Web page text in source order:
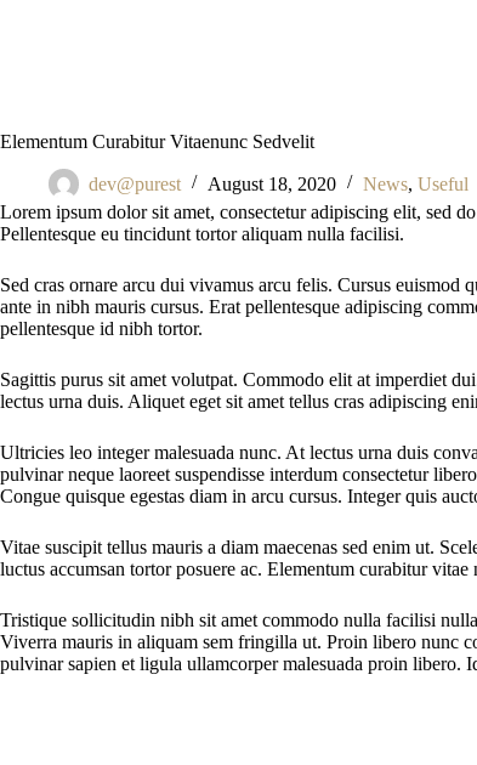
Elementum Curabitur Vitaenunc Sedvelit
dev@purest August 18, 2020 News, Useful
Lorem ipsum dolor sit amet, consectetur adipiscing elit, sed
Pellentesque eu tincidunt tortor aliquam nulla facilisi.
Sed cras ornare arcu dui vivamus arcu felis. Cursus euismod
ante in nibh mauris cursus. Erat pellentesque adipiscing
pellentesque id nibh tortor.
Sagittis purus sit amet volutpat. Commodo elit at imperdiet
lectus urna duis. Aliquet eget sit amet tellus cras adipiscing
Ultricies leo integer malesuada nunc. At lectus urna duis
pulvinar neque laoreet suspendisse interdum consectetur
Congue quisque egestas diam in arcu cursus. Integer quis
Vitae suscipit tellus mauris a diam maecenas sed enim ut.
luctus accumsan tortor posuere ac. Elementum curabitur
Tristique sollicitudin nibh sit amet commodo nulla facilisi
Viverra mauris in aliquam sem fringilla ut. Proin libero nunc
pulvinar sapien et ligula ullamcorper malesuada proin libero.